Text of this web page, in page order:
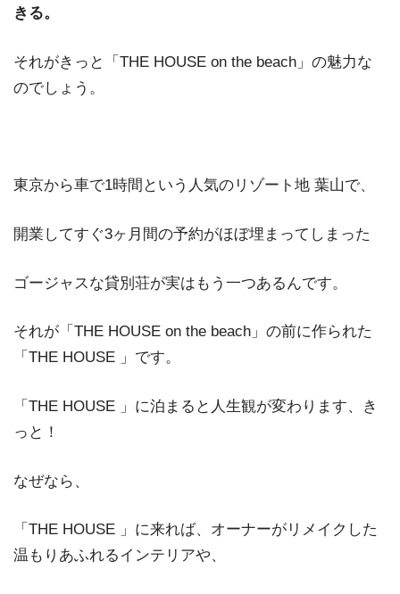
きる。
それがきっと「THE HOUSE on the beach」の魅力な
のでしょう。
東京から車で1時間という人気のリゾート地 葉山で、
開業してすぐ3ヶ月間の予約がほぼ埋まってしまった
ゴージャスな貸別荘が実はもう一つあるんです。
それが「THE HOUSE on the beach」の前に作られた
「THE HOUSE 」です。
「THE HOUSE 」に泊まると人生観が変わります、き
っと！
なぜなら、
「THE HOUSE 」に来れば、オーナーがリメイクした
温もりあふれるインテリアや、